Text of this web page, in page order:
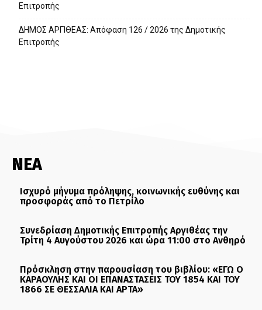
Επιτροπής
ΔΗΜΟΣ ΑΡΓΙΘΕΑΣ: Απόφαση 126 / 2026 της Δημοτικής
Επιτροπής
ΝΕΑ
Ισχυρό μήνυμα πρόληψης, κοινωνικής ευθύνης και
προσφοράς από το Πετρίλο
Συνεδρίαση Δημοτικής Επιτροπής Αργιθέας την
Τρίτη 4 Αυγούστου 2026 και ώρα 11:00 στο Ανθηρό
Πρόσκληση στην παρουσίαση του βιβλίου: «ΕΓΩ Ο
ΚΑΡΑΟΥΛΗΣ ΚΑΙ ΟΙ ΕΠΑΝΑΣΤΑΣΕΙΣ ΤΟΥ 1854 ΚΑΙ ΤΟΥ
1866 ΣΕ ΘΕΣΣΑΛΙΑ ΚΑΙ ΑΡΤΑ»